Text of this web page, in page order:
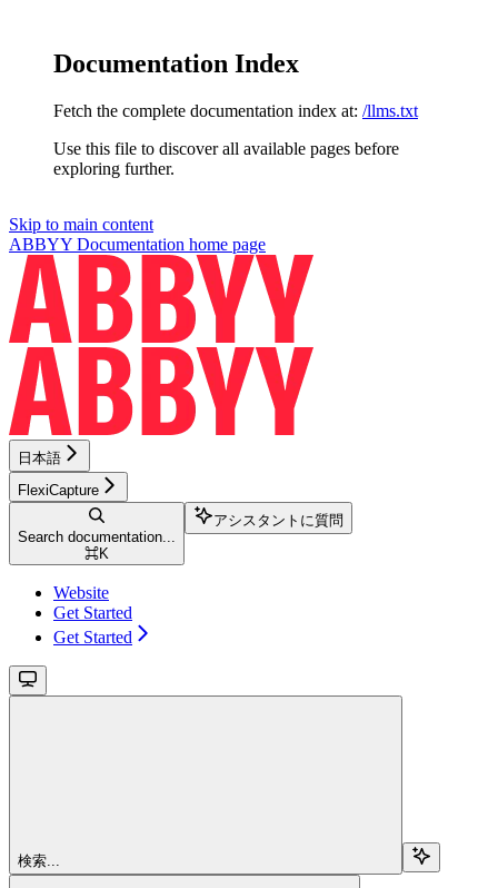
Documentation Index
Fetch the complete documentation index at: /llms.txt
Use this file to discover all available pages before
exploring further.
Skip to main content
ABBYY Documentation home page
日本語
FlexiCapture
Search documentation...
⌘K
アシスタントに質問
Website
Get Started
Get Started
検索...